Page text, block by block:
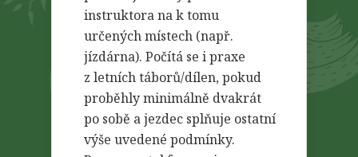
instruktora na k tomu
určených místech (např.
jízdárna). Počítá se i praxe
z letních táborů/dílen, pokud
proběhly minimálně dvakrát
po sobě a jezdec splňuje ostatní
výše uvedené podmínky.